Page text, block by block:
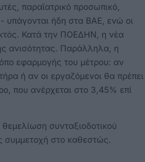
παραϊατρικό προσωπικό,
υπάγονται ήδη στα ΒΑΕ, ενώ οι
Κατά την ΠΟΕΔΗΝ, η νέα
ανισότητας. Παράλληλα, η
εφαρμογής του μέτρου: αν
ή αν οι εργαζόμενοι θα πρέπει
που ανέρχεται στο 3,45% επί
συνταξιοδοτικού
συμμετοχή στο καθεστώς.